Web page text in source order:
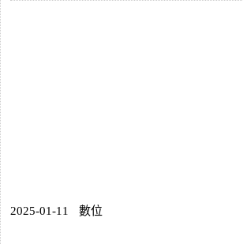
2025-01-11 數位